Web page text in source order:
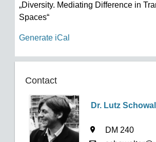
„Diversity. Mediating Difference in
Spaces“
Generate iCal
Contact
Dr. Lutz
DM 240